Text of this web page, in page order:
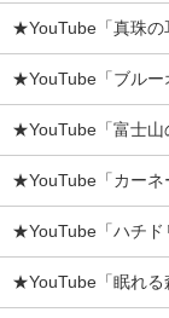
★YouTube「真珠の
★YouTube「ブルー
★YouTube「富士山
★YouTube「カーネ
★YouTube「ハチド
★YouTube「眠れる